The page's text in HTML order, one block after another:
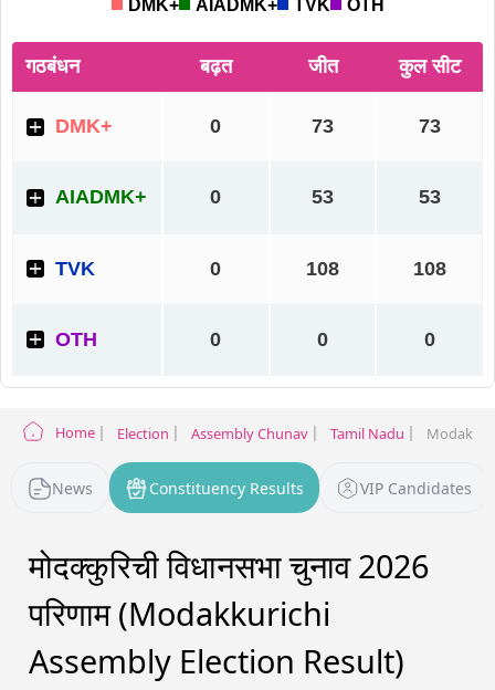
Home Election Assembly Chunav Tamil Nadu
News Constituency Results VIP Candidates
मोदक्कुरिची विधानसभा चुनाव 2026
परिणाम (Modakkurichi
Assembly Election Result)